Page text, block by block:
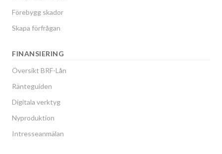
Förebygg skador
Skapa förfrågan
FINANSIERING
Översikt BRF-Lån
Ränteguiden
Digitala verktyg
Nyproduktion
Intresseanmälan